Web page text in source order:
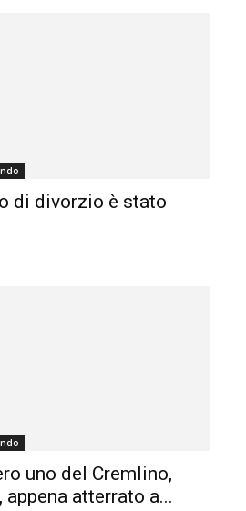
di divorzio è stato
uno del Cremlino,
atterrato a...